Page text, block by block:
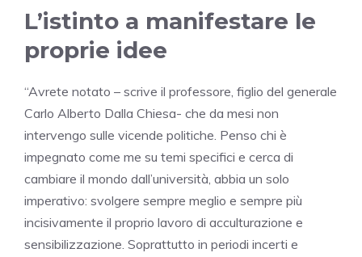
L’istinto a manifestare le
proprie idee
“Avrete notato – scrive il professore, figlio del generale
Carlo Alberto Dalla Chiesa- che da mesi non
intervengo sulle vicende politiche. Penso chi è
impegnato come me su temi specifici e cerca di
cambiare il mondo dall’università, abbia un solo
imperativo: svolgere sempre meglio e sempre più
incisivamente il proprio lavoro di acculturazione e
sensibilizzazione. Soprattutto in periodi incerti e